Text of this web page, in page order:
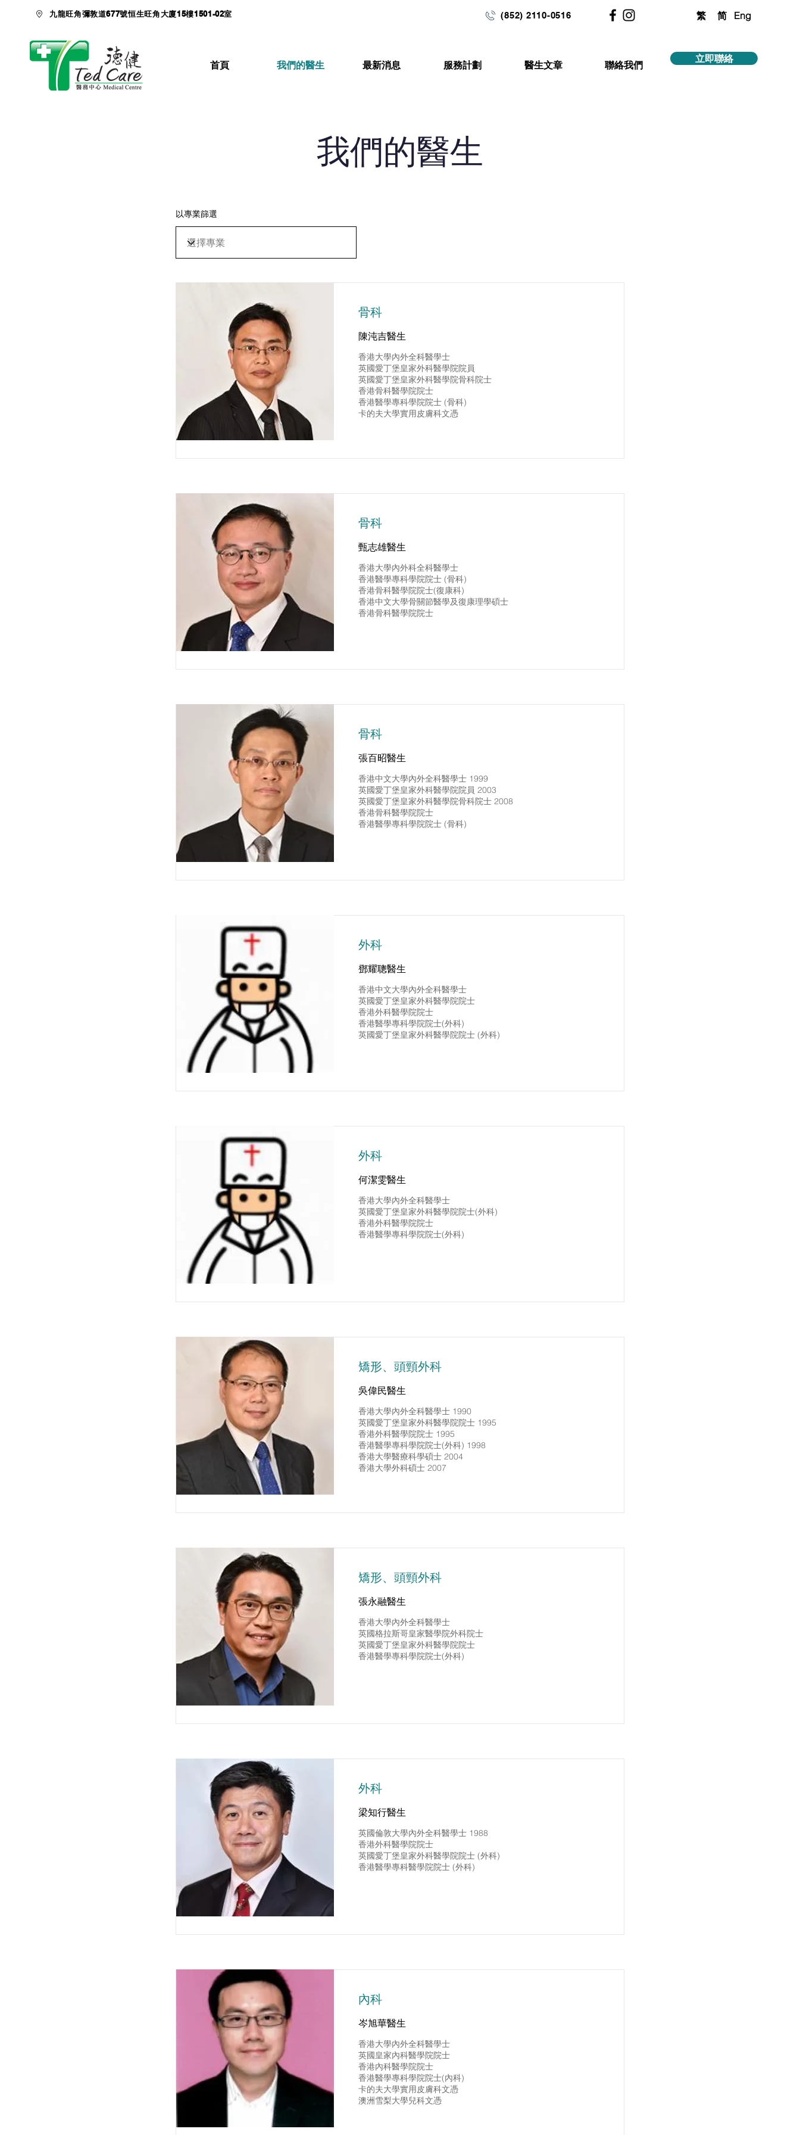
九龍旺角彌敦道677號恒生旺角大廈15樓1501-02室 (852) 2110-0516 繁 简 Eng
立即聯絡
首頁 我們的醫生 最新消息 服務計劃 醫生文章 聯絡我們
​我們的醫生
以專業篩選
骨科
陳沌吉醫生
香港大學內外全科醫學士
英國愛丁堡皇家外科醫學院院員
英國愛丁堡皇家外科醫學院骨科院士
香港骨科醫學院院士
香港醫學專科學院院士 (骨科)
卡的夫大學實用皮膚科文憑
骨科
甄志雄醫生
香港大學內外科全科醫學士
香港醫學專科學院院士 (骨科)
香港骨科醫學院院士(復康科)
香港中文大學骨關節醫學及復康理學碩士
香港骨科醫學院院士
骨科
張百昭醫生
香港中文大學內外全科醫學士 1999
英國愛丁堡皇家外科醫學院院員 2003
英國愛丁堡皇家外科醫學院骨科院士 2008
香港骨科醫學院院士
香港醫學專科學院院士 (骨科)
外科
鄧耀聰醫生
香港中文大學內外全科醫學士
英國愛丁堡皇家外科醫學院院士
香港外科醫學院院士
香港醫學專科學院院士(外科)
英國愛丁堡皇家外科醫學院院士 (外科)
外科
何潔雯醫生
香港大學內外全科醫學士
英國愛丁堡皇家外科醫學院院士(外科)
香港外科醫學院院士
香港醫學專科學院院士(外科)
矯形、頭頸外科
吳偉民醫生
香港大學內外全科醫學士 1990
英國愛丁堡皇家外科醫學院院士 1995
香港外科醫學院院士 1995
香港醫學專科學院院士(外科) 1998
香港大學醫療科學碩士 2004
香港大學外科碩士 2007
矯形、頭頸外科
張永融醫生
香港大學內外全科醫學士
英國格拉斯哥皇家醫學院外科院士
英國愛丁堡皇家外科醫學院院士
香港醫學專科學院院士(外科)
外科
梁知行醫生
英國倫敦大學內外全科醫學士 1988
香港外科醫學院院士
英國愛丁堡皇家外科醫學院院士 (外科)
香港醫學專科醫學院院士 (外科)
內科
岑旭華醫生
香港大學內外全科醫學士
英國皇家內科醫學院院士
香港內科醫學院院士
香港醫學專科學院院士(內科)
卡的夫大學實用皮膚科文憑
澳洲雪梨大學兒科文憑